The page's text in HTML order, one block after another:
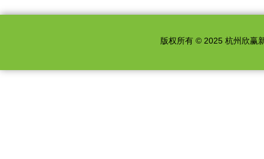
版权所有 © 2025 杭州欣赢